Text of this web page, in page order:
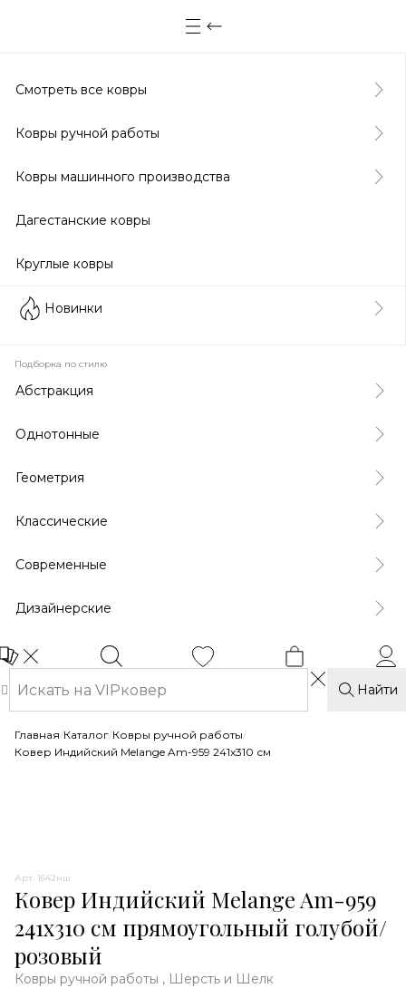
Смотреть все ковры
Ковры ручной работы
Ковры машинного производства
Дагестанские ковры
Круглые ковры
Новинки
Подборка по стилю
Абстракция
Однотонные
Геометрия
Классические
Современные
Дизайнерские
Найти
Главная/Каталог/Ковры ручной работы/
Ковер Индийский Melange Am-959 241x310 см
Арт. 1642нш
Ковер Индийский Melange Am-959
241x310 см прямоугольный голубой/
розовый
Ковры ручной работы , Шерсть и Шелк